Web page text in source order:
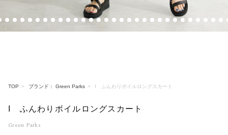
TOP ブランド： Green Parks I ふんわりボイルロングスカート
I ふんわりボイルロングスカート
Green Parks
2 3 4 5 6 7 8 9 10 11 12 13 14 15 16 17 18 19 20 21 22 23 24 25 26 27 28 29 30